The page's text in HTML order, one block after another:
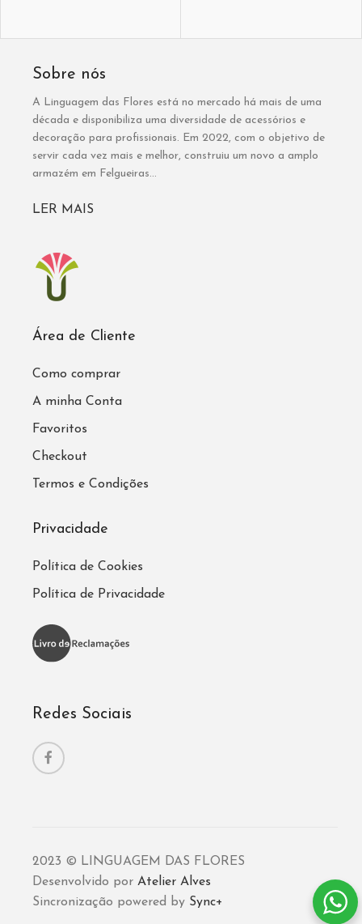
Sobre nós
A Linguagem das Flores está no mercado há mais de uma
década e disponibiliza uma diversidade de acessórios e
decoração para profissionais. Em 2022, com o objetivo de
servir cada vez mais e melhor, construiu um novo a amplo
armazém em Felgueiras...
LER MAIS
Área de Cliente
Como comprar
A minha Conta
Favoritos
Checkout
Termos e Condições
Privacidade
Política de Cookies
Política de Privacidade
Redes Sociais
2023 © LINGUAGEM DAS FLORES
Desenvolvido por Atelier Alves
Sincronização powered by Sync+